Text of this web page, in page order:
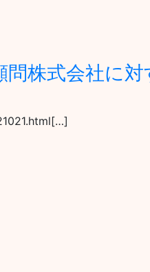
株式会社に対